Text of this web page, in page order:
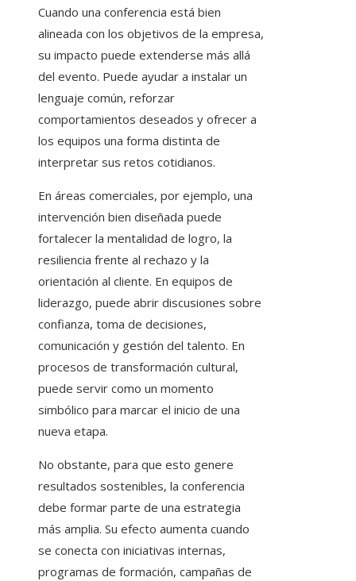
Cuando una conferencia está bien
alineada con los objetivos de la empresa,
su impacto puede extenderse más allá
del evento. Puede ayudar a instalar un
lenguaje común, reforzar
comportamientos deseados y ofrecer a
los equipos una forma distinta de
interpretar sus retos cotidianos.
En áreas comerciales, por ejemplo, una
intervención bien diseñada puede
fortalecer la mentalidad de logro, la
resiliencia frente al rechazo y la
orientación al cliente. En equipos de
liderazgo, puede abrir discusiones sobre
confianza, toma de decisiones,
comunicación y gestión del talento. En
procesos de transformación cultural,
puede servir como un momento
simbólico para marcar el inicio de una
nueva etapa.
No obstante, para que esto genere
resultados sostenibles, la conferencia
debe formar parte de una estrategia
más amplia. Su efecto aumenta cuando
se conecta con iniciativas internas,
programas de formación, campañas de